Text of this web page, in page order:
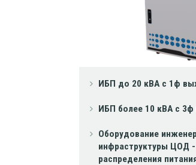
ИБП до 20 кВА с 1ф
ИБП более 10 кВА с
Оборудование
инфраструктуры ЦОД
распределения